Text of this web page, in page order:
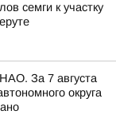
семги к участку
За 7 августа
округа